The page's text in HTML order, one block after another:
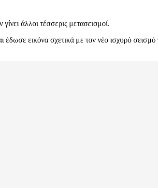
άλλοι τέσσερις μετασεισμοί.
έδωσε εικόνα σχετικά με τον νέο ισχυρό